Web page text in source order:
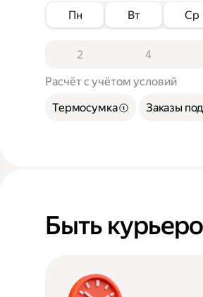
Пн Вт Ср
2 4
Расчёт с учётом условий
Термосумка
Заказы
Быть